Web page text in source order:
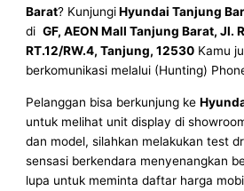
Barat? KunjungiHyundai Tanjung
diGF, AEON Mall Tanjung Barat, Jl.
RT.12/RW.4, Tanjung, 12530 Kamu
berkomunikasi melalui (Hunting)
Pelanggan bisa berkunjung ke
untuk melihat unit display di
dan model, silahkan melakukan test
sensasi berkendara menyenangkan
lupa untuk meminta daftar harga